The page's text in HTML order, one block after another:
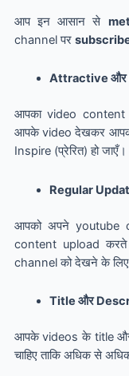
आप इन आसान से
channel पर
Attractive और
आपका video content
आपके video देखकर
Inspire (प्रेरित) हो जाएँ।
Regular
आपको अपने youtube
content upload करते
channel को देखने के
Title और
आपके videos के title
चाहिए ताकि अधिक से